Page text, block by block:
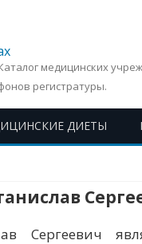
медицинских
регистратуры.
ДИЕТЫ
Сергеевич